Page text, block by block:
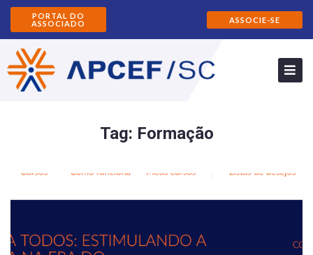
PORTAL DO
ASSOCIADO
ASSOCIE-SE
Tag: Formação